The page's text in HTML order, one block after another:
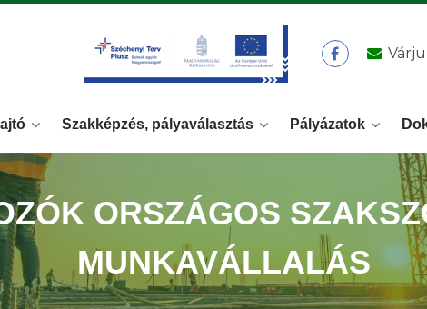
Szakképzés, pályaválasztás Pályázatok
ORSZÁGOS
MUNKAVÁLLALÁS